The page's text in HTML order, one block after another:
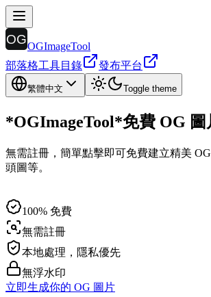
OGImageTool
部落格工具目錄 發布平台
繁體中文 Toggle theme
*OGImageTool*免費 OG 圖
無需註冊，簡單點擊即可免費建立精美
頭圖等。
100% 免費
無需註冊
本地處理，隱私優先
無浮水印
立即生成你的 OG 圖片